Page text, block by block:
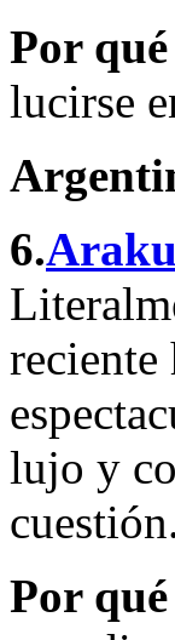
Por
lucirse
6.
reciente
lujo y
Por